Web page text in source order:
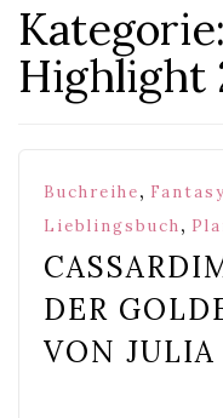
Kategorie:
Highlight
Buchreihe, Fantasy
Lieblingsbuch,
DER
VON JULIA